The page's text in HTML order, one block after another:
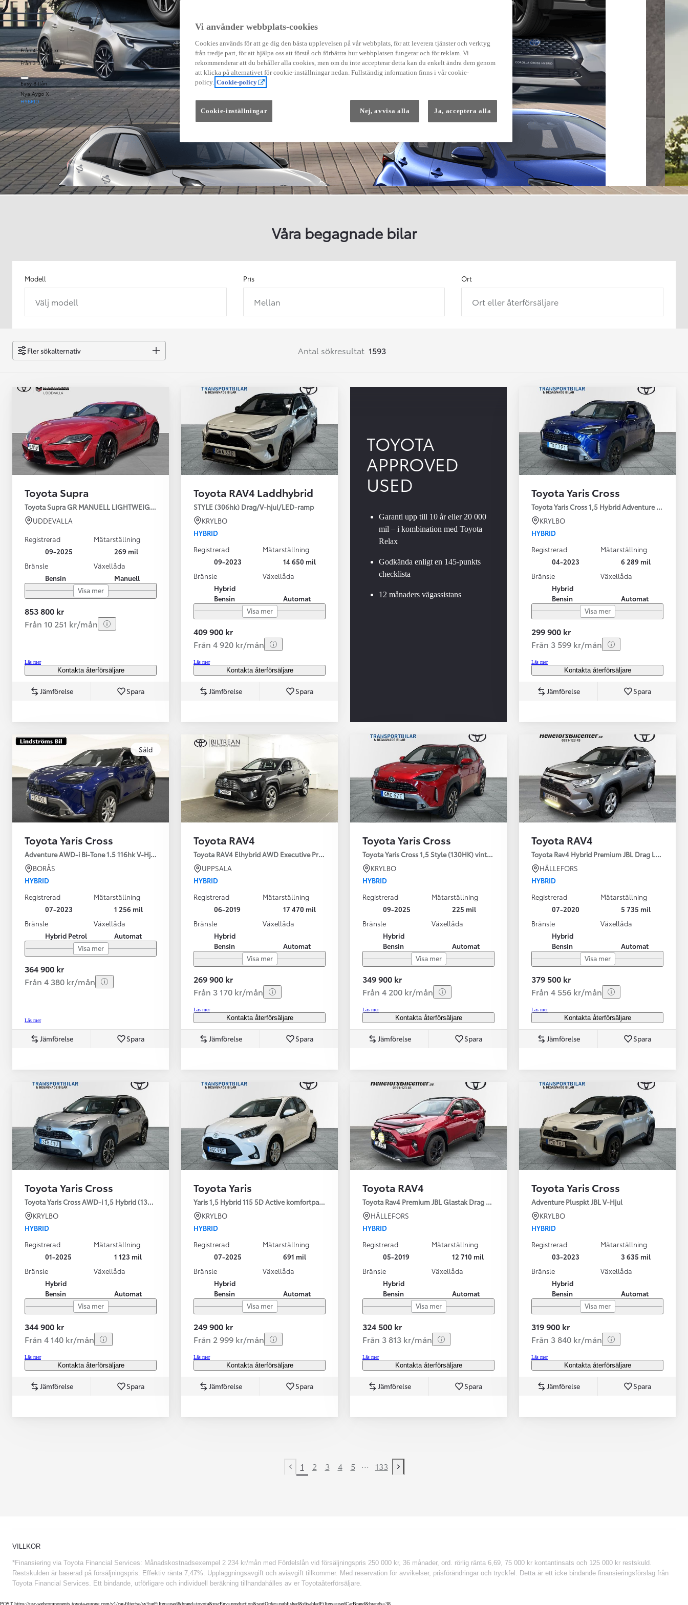
Från 479 900 kr
Från 3 333 kr/mån
Easy Billån
Från 569 900 kr
Från 3 958 kr/mån
Nya Aygo X
HYBRID
Från 238 900 kr
Easy Billån
HYBRID
GR Yaris
BENSIN
Från 599 900 kr
Corolla
HYBRID
Från 324 900 kr
Från 3 194 kr/mån
HYBRID
Från 360 900 kr
Från 3 548 kr/mån
Easy Billån
Toyota C-HR
Från 350 900 kr
Från 3 450 kr/mån
Easy Billån
Toyota GR Supra
BENSIN
Nya GR GT
The soul lives on
Vi har Sveriges mest nöjda
Toyota
När varje jobb
Våra begagnade bilar
Modell
Välj modell
Pris
Mellan
Ort
Ort eller återförsäljare
Fler sökalternativ Antal sökresultat 1593
Toyota Supra
Toyota Supra GR MANUELL LIGHTWEIGHT EVO / OMG LEV! MOMSBIL!
UDDEVALLA
Registrerad
09-2025
Mätarställning
269 mil
Bränsle
Bensin
Växellåda
Manuell
Visa mer
853 800 kr
Från 10 251 kr/mån
Läs mer
Kontakta återförsäljare
Jämförelse Spara
Toyota RAV4 Laddhybrid
STYLE (306hk) Drag/V-hjul/LED-ramp
KRYLBO
HYBRID
Registrerad
09-2023
Mätarställning
14 650 mil
Bränsle
Hybrid
Bensin
Växellåda
Automat
Visa mer
409 900 kr
Från 4 920 kr/mån
Läs mer
Kontakta återförsäljare
Jämförelse Spara
TOYOTA
APPROVED
USED
Garanti upp till 10 år eller 20 000
mil – i kombination med Toyota
Relax
Godkända enligt en 145-punkts
checklista
12 månaders vägassistans
Toyota Yaris Cross
Toyota Yaris Cross 1,5 Hybrid Adventure Drag V-
KRYLBO
HYBRID
Registrerad
04-2023
Mätarställning
6 289 mil
Bränsle
Hybrid
Bensin
Växellåda
Automat
Visa mer
299 900 kr
Från 3 599 kr/mån
Läs mer
Kontakta återförsäljare
Jämförelse Spara
Såld
Toyota Yaris Cross
Adventure AWD-i Bi-Tone 1.5 116hk V-Hjul Drag JBL
BORÅS
HYBRID
Registrerad
07-2023
Mätarställning
1 256 mil
Bränsle
Hybrid Petrol
Växellåda
Automat
Visa mer
364 900 kr
Från 4 380 kr/mån
Läs mer
Jämförelse Spara
Toyota RAV4
Toyota RAV4 Elhybrid AWD Executive Premium Drag 360-kamera JBL
UPPSALA
HYBRID
Registrerad
06-2019
Mätarställning
17 470 mil
Bränsle
Hybrid
Bensin
Växellåda
Automat
Visa mer
269 900 kr
Från 3 170 kr/mån
Läs mer
Kontakta återförsäljare
Jämförelse Spara
Toyota Yaris Cross
Toyota Yaris Cross 1,5 Style (130HK) vinterhjul
KRYLBO
HYBRID
Registrerad
09-2025
Mätarställning
225 mil
Bränsle
Hybrid
Bensin
Växellåda
Automat
Visa mer
349 900 kr
Från 4 200 kr/mån
Läs mer
Kontakta återförsäljare
Jämförelse Spara
Toyota RAV4
Toyota Rav4 Hybrid Premium JBL Drag Led ramp
HÄLLEFORS
HYBRID
Registrerad
07-2020
Mätarställning
5 735 mil
Bränsle
Hybrid
Bensin
Växellåda
Automat
Visa mer
379 500 kr
Från 4 556 kr/mån
Läs mer
Kontakta återförsäljare
Jämförelse Spara
Toyota Yaris Cross
Toyota Yaris Cross AWD-i 1,5 Hybrid (130HK) Style V-hjul
KRYLBO
HYBRID
Registrerad
01-2025
Mätarställning
1 123 mil
Bränsle
Hybrid
Bensin
Växellåda
Automat
Visa mer
344 900 kr
Från 4 140 kr/mån
Läs mer
Kontakta återförsäljare
Jämförelse Spara
Toyota Yaris
Yaris 1,5 Hybrid 115 5D Active komfortpaket
KRYLBO
HYBRID
Registrerad
07-2025
Mätarställning
691 mil
Bränsle
Hybrid
Bensin
Växellåda
Automat
Visa mer
249 900 kr
Från 2 999 kr/mån
Läs mer
Kontakta återförsäljare
Jämförelse Spara
Toyota RAV4
Toyota Rav4 Premium JBL Glastak Drag Motorv Vhjul
HÄLLEFORS
HYBRID
Registrerad
05-2019
Mätarställning
12 710 mil
Bränsle
Hybrid
Bensin
Växellåda
Automat
Visa mer
324 500 kr
Från 3 813 kr/mån
Läs mer
Kontakta återförsäljare
Jämförelse Spara
Toyota Yaris Cross
Adventure Pluspkt JBL V-Hjul
KRYLBO
HYBRID
Registrerad
03-2023
Mätarställning
3 635 mil
Bränsle
Hybrid
Bensin
Växellåda
Automat
Visa mer
319 900 kr
Från 3 840 kr/mån
Läs mer
Kontakta återförsäljare
Jämförelse Spara
Previous page
1 2 3 4 5 ... 133
Next page
VILLKOR
*Finansiering via Toyota Financial Services: Månadskostnadsexempel 2 234 kr/mån med Fördelslån vid försäljningspris 250 000 kr, 36 månader, ord. rörlig ränta 6,69, 75 000 kr kontantinsats och 125 000 kr restskuld.
Restskulden är baserad på försäljningspris. Effektiv ränta 7,47%. Uppläggningsavgift och aviavgift tillkommer. Med reservation för avvikelser, prisförändringar och tryckfel. Detta är ett icke bindande finansieringsförslag från
Toyota Financial Services. Ett bindande, utförligare och individuell beräkning tillhandahålles av er Toyotaåterförsäljare.
POST https://usc-webcomponents.toyota-europe.com/v1/car-filter/se/sv?carFilter=used&brand=toyota&uscEnv=production&sortOrder=published&disabledFilters=usedCarBrand&brands=38
Vi använder webbplats-cookies
Cookies används för att ge dig den bästa upplevelsen på vår webbplats, för att leverera tjänster och verktyg
från tredje part, för att hjälpa oss att förstå och förbättra hur webbplatsen fungerar och för reklam. Vi
rekommenderar att du behåller alla cookies, men om du inte accepterar detta kan du enkelt ändra dem genom
att klicka på alternativet för cookie-inställningar nedan. Fullständig information finns i vår cookie-
policy. Cookie-policy
Cookie-inställningar Nej, avvisa alla Ja, acceptera alla